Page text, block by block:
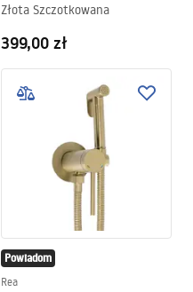
Złota Szczotkowana
399,00 zł
Powiadom
Rea